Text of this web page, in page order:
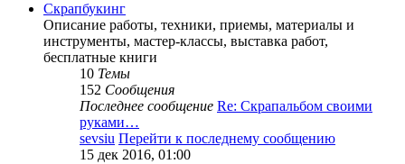
Скрапбукинг
Описание работы, техники, приемы, материалы и
инструменты, мастер-классы, выставка работ,
бесплатные книги
10 Темы
152 Сообщения
Последнее сообщение Re: Скрапальбом своими
руками…
sevsiu Перейти к последнему сообщению
15 дек 2016, 01:00